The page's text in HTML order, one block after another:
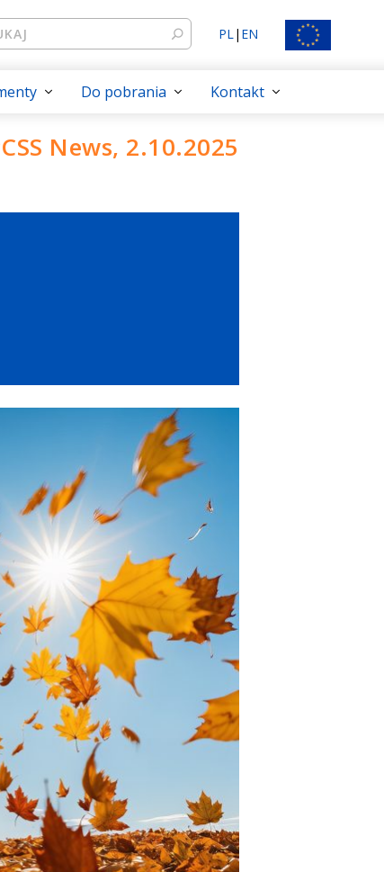
PL| EN
Do pobrania Kontakt
News, 2.10.2025